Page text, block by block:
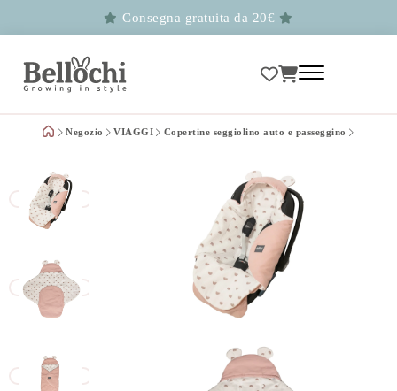
Consegna gratuita da 20€
Negozio VIAGGI Copertine seggiolino auto e passeggino